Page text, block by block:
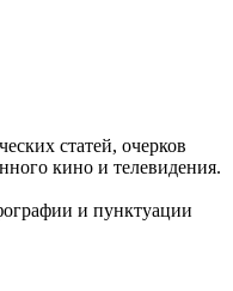
статей, очерков
кино и телевидения.
и пунктуации